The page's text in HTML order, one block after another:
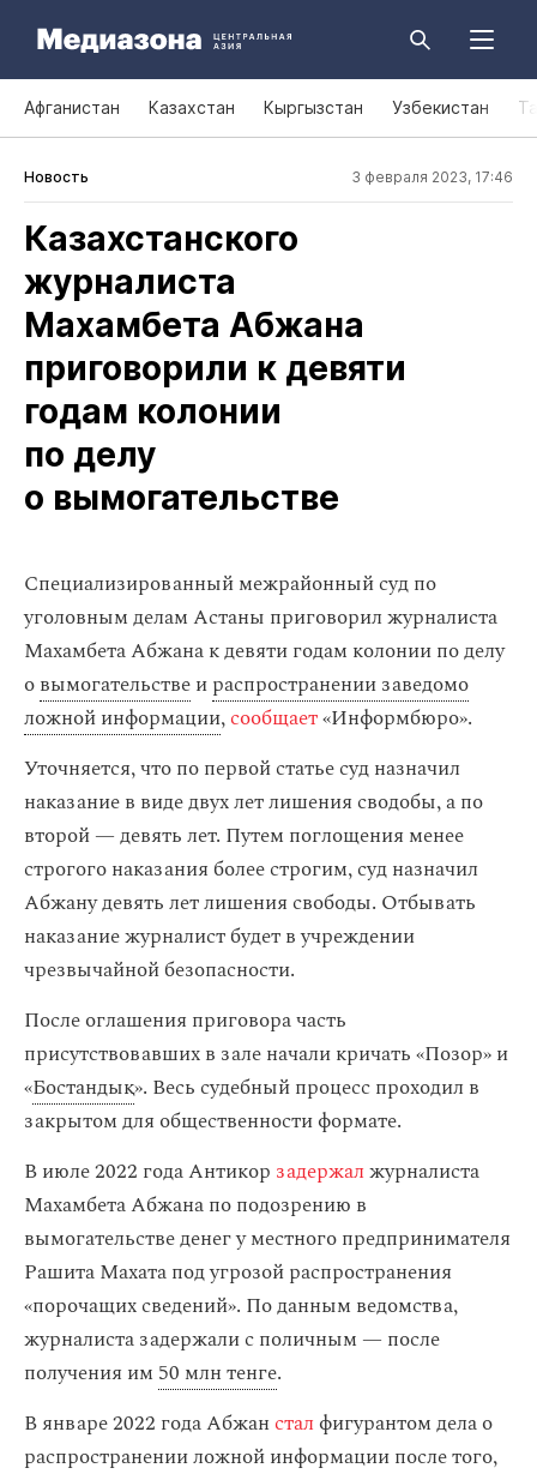
Афганистан Казахстан Кыргызстан Узбекистан
Новость 3 февраля 2023, 17:46
Казахстанского
журналиста
Махамбета Абжана
приговорили к девяти
годам колонии
по делу
о вымогательстве
Специализированный межрайонный суд по
уголовным делам Астаны приговорил журналиста
Махамбета Абжана к девяти годам колонии по делу
овымогательствеираспространении заведомо
ложной информации,сообщает«Информбюро».
Уточняется, что по первой статье суд назначил
наказание в виде двух лет лишения сводобы, а по
второй — девять лет. Путем поглощения менее
строгого наказания более строгим, суд назначил
Абжану девять лет лишения свободы. Отбывать
наказание журналист будет в учреждении
чрезвычайной безопасности.
После оглашения приговора часть
присутствовавших в зале начали кричать «Позор» и
«Бостандық». Весь судебный процесс проходил в
закрытом для общественности формате.
В июле 2022 года Антикор задержалжурналиста
Махамбета Абжана по подозрению в
вымогательстве денег у местного предпринимателя
Рашита Махата под угрозой распространения
«порочащих сведений». По данным ведомства,
журналиста задержали с поличным — после
получения им 50 млн тенге.
В январе 2022 года Абжанстал фигурантом дела о
распространении ложной информации после того,